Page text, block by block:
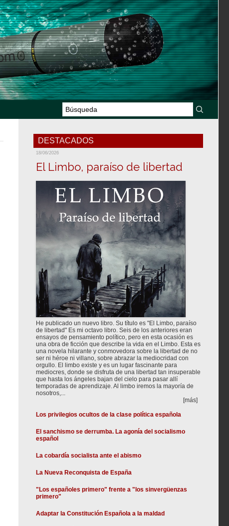
DESTACADOS
18/06/2026
El Limbo, paraíso de libertad
He publicado un nuevo libro. Su título es "El Limbo, paraíso
de libertad" Es mi octavo libro. Seis de los anteriores eran
ensayos de pensamiento político, pero en esta ocasión es
una obra de ficción que describe la vida en el Limbo. Esta es
una novela hilarante y conmovedora sobre la libertad de no
ser ni héroe ni villano, sobre abrazar la mediocridad con
orgullo. El limbo existe y es un lugar fascinante para
mediocres, donde se disfruta de una libertad tan insuperable
que hasta los ángeles bajan del cielo para pasar allí
temporadas de aprendizaje. Al limbo iremos la mayoría de
nosotros,...
[más]
Los privilegios ocultos de la clase política española
El sanchismo se derrumba. La agonía del socialismo
español
La cobardía socialista ante el abismo
La Nueva Reconquista de España
"Los españoles primero" frente a "los sinvergüenzas
primero"
Adaptar la Constitución Española a la maldad